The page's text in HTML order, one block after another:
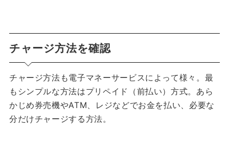
チャージ方法を確認
チャージ方法も電子マネーサービスによって様々。最
もシンプルな方法はプリペイド（前払い）方式。あら
かじめ券売機やATM、レジなどでお金を払い、必要な
分だけチャージする方法。